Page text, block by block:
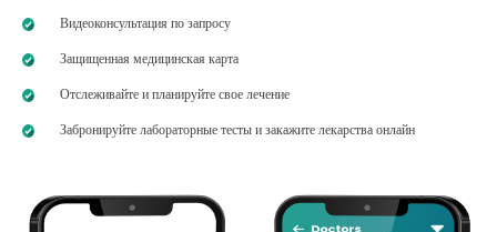
Видеоконсультация по запросу
Защищенная медицинская карта
Отслеживайте и планируйте свое лечение
Забронируйте лабораторные тесты и закажите лекарства онлайн